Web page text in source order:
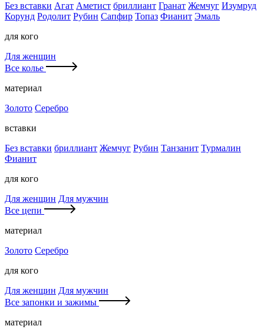
Без вставки Агат Аметист бриллиант Гранат Жемчуг Изумруд
Корунд Родолит Рубин Сапфир Топаз Фианит Эмаль
для кого
Для женщин
Все колье
материал
Золото Серебро
вставки
Без вставки бриллиант Жемчуг Рубин Танзанит Турмалин
Фианит
для кого
Для женщин Для мужчин
Все цепи
материал
Золото Серебро
для кого
Для женщин Для мужчин
Все запонки и зажимы
материал